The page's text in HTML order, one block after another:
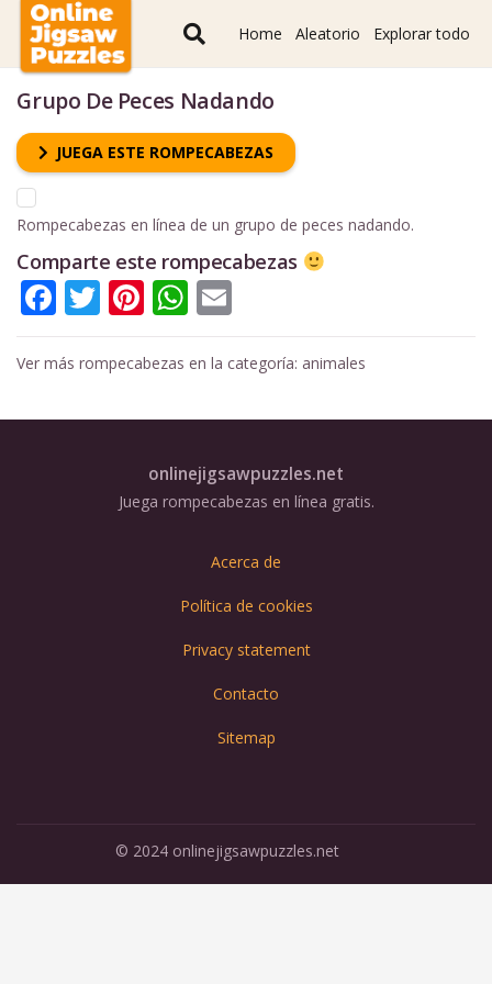
Home Aleatorio Explorar todo
Grupo De Peces Nadando
JUEGA ESTE ROMPECABEZAS
Rompecabezas en línea de un grupo de peces nadando.
Comparte este rompecabezas
Facebook
Twitter
Pinterest
WhatsApp
Ver más rompecabezas en la categoría: animales
onlinejigsawpuzzles.net
Juega rompecabezas en línea gratis.
Acerca de
Política de cookies
Privacy statement
Contacto
Sitemap
© 2024 onlinejigsawpuzzles.net